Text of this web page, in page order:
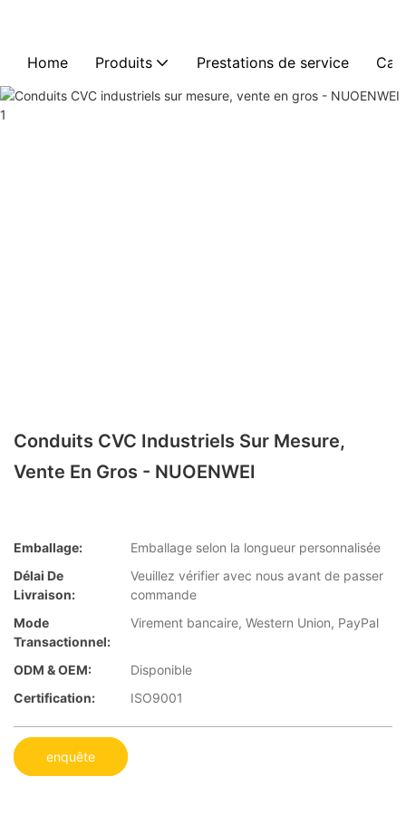
Home Produits Prestations de service Cas
Conduits CVC Industriels Sur Mesure,
Vente En Gros - NUOENWEI
Emballage:
Emballage selon la longueur personnalisée
Délai De
Livraison:
Veuillez vérifier avec nous avant de passer
commande
Mode
Transactionnel:
Virement bancaire, Western Union, PayPal
ODM & OEM:
Disponible
Certification:
ISO9001
enquête